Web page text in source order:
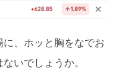
、ホッと胸をなでお
いでしょうか。